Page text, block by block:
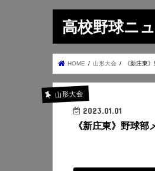
高校野球ニ
HOME 山形大会 《新庄東
山形大会
2023.01.01
《新庄東》野球部